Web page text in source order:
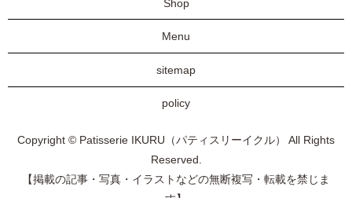
Shop
Menu
sitemap
policy
Copyright © Patisserie IKURU（パティスリーイクル） All Rights
Reserved.
【掲載の記事・写真・イラストなどの無断複写・転載を禁じま